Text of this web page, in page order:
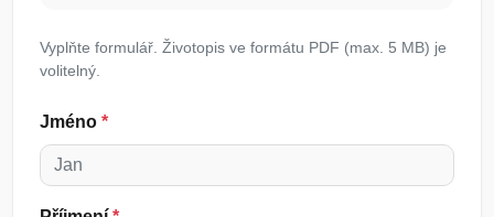
Vyplňte formulář. Životopis ve formátu PDF (max. 5 MB) je
volitelný.
Jméno *